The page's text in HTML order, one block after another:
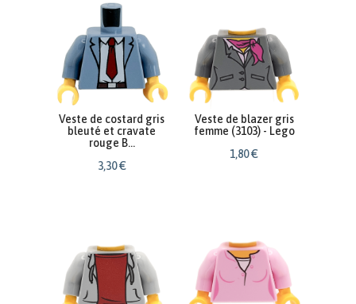
Veste de costard gris
bleuté et cravate
rouge B...
3,30 €
Veste de blazer gris
femme (3103) - Lego
1,80€